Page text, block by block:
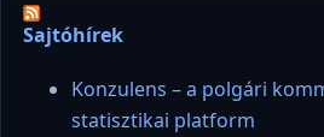
Sajtóhírek
Konzulens – a polgári
statisztikai platform